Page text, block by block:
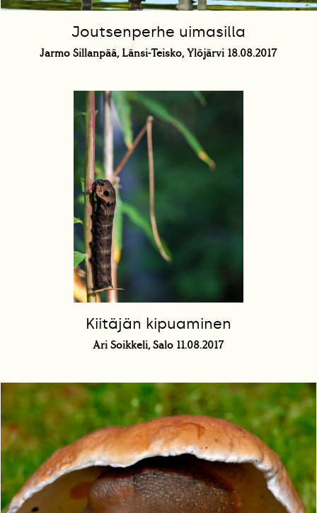
Joutsenperhe uimasilla
Jarmo Sillanpää, Länsi-Teisko, Ylöjärvi 18.08.2017
Kiitäjän kipuaminen
Ari Soikkeli, Salo 11.08.2017